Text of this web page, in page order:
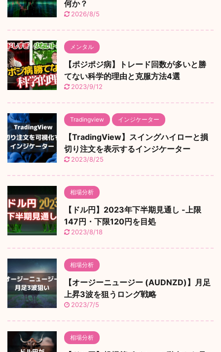
何か？
2026/8/5
メンタル
【ポジポジ病】トレード回数が多いと勝
てない科学的理由と克服方法4選
2023/9/12
Tradingview インジケーター
【TradingView】スイングハイローと損
切り注文を表示するインジケーター
2023/8/25
相場分析
【ドル円】2023年下半期見通し -上限
147円・下限120円を目処
2023/8/18
相場分析
【オージーニュージー (AUDNZD)】月足
上昇3波を狙うロング戦略
2023/7/5
相場分析